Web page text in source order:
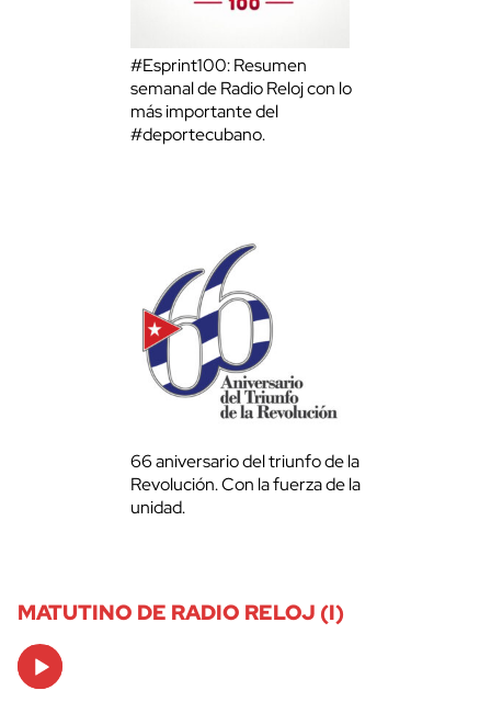
#Esprint100: Resumen
semanal de Radio Reloj con lo
más importante del
#deportecubano.
66 aniversario del triunfo de la
Revolución. Con la fuerza de la
unidad.
MATUTINO DE RADIO RELOJ (I)
Audio
Player